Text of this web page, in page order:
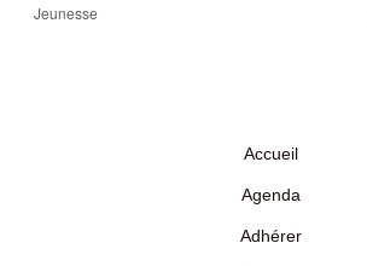
Jeunesse
Accueil
Agenda
Adhérer